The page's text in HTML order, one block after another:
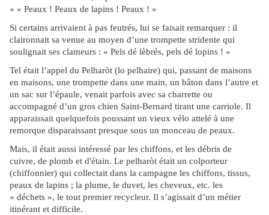
« « Peaux ! Peaux de lapins ! Peaux ! »
Si certains arrivaient à pas feutrés, lui se faisait remarquer : il
claironnait sa venue au moyen d’une trompette stridente qui
soulignait ses clameurs : « Pels dé lèbrés, pels dé lopins ! »
Tel était l’appel du Pelharòt (lo pelhaire) qui, passant de maisons
en maisons, une trompette dans une main, un bâton dans l’autre et
un sac sur l’épaule, venait parfois avec sa charrette ou
accompagné d’un gros chien Saint-Bernard tirant une carriole. Il
apparaissait quelquefois poussant un vieux vélo attelé à une
remorque disparaissant presque sous un monceau de peaux.
Mais, il était aussi intéressé par les chiffons, et les débris de
cuivre, de plomb et d'étain. Le pelharòt était un colporteur
(chiffonnier) qui collectait dans la campagne les chiffons, tissus,
peaux de lapins ; la plume, le duvet, les cheveux, etc. les
« déchets », le tout premier recycleur. Il s’agissait d’un métier
itinérant et difficile.